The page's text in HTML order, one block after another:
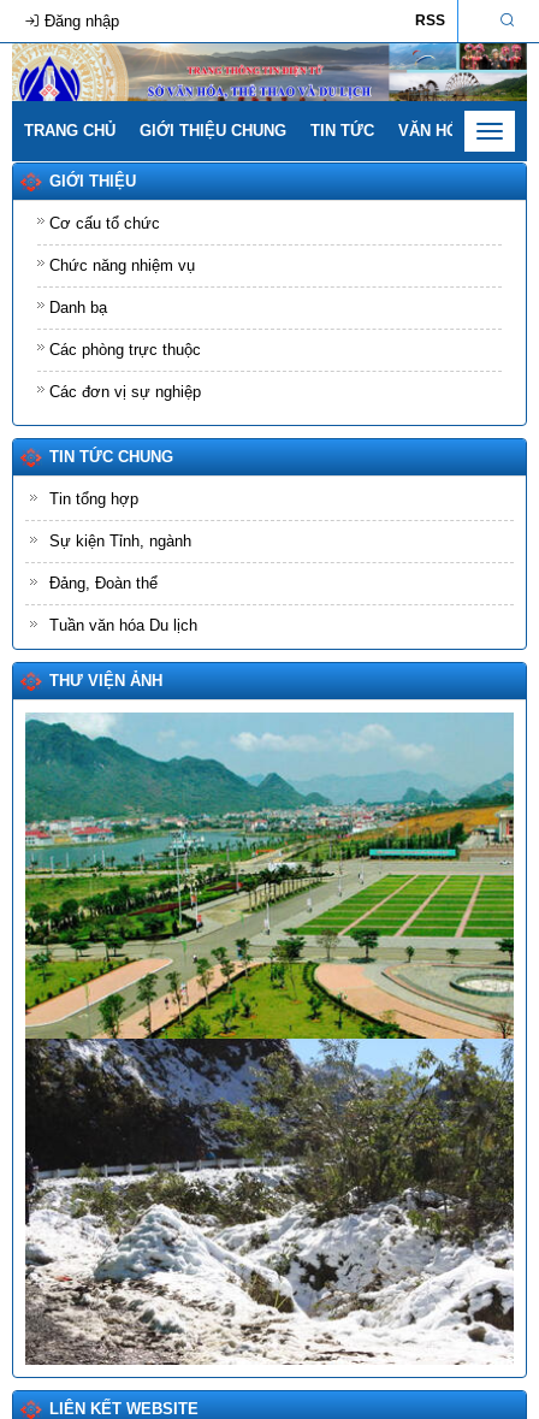
RSS
Đăng nhập
TRANG CHỦ GIỚI THIỆU CHUNG TIN TỨC VĂN HÓA - GIA
Toggle
GIỚI THIỆU
Cơ cấu tổ chức
Chức năng nhiệm vụ
Danh bạ
Các phòng trực thuộc
Các đơn vị sự nghiệp
TIN TỨC CHUNG
Tin tổng hợp
Sự kiện Tỉnh, ngành
Đảng, Đoàn thể
Tuần văn hóa Du lịch
THƯ VIỆN ẢNH
LIÊN KẾT WEBSITE